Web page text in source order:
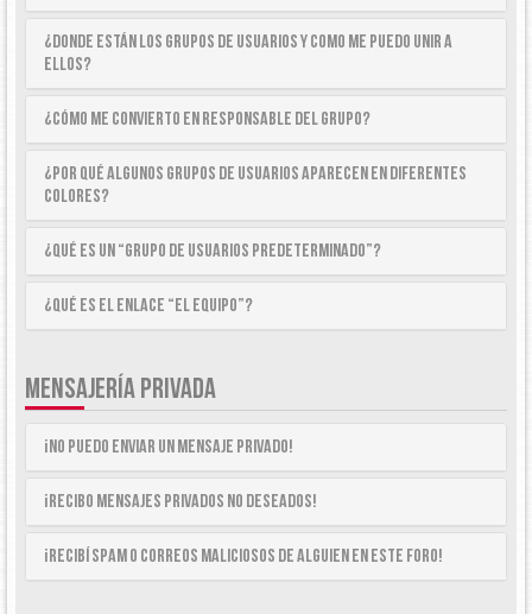
¿Donde están los Grupos de Usuarios y como me puedo unir a
ellos?
¿Cómo me convierto en Responsable del Grupo?
¿Por qué algunos Grupos de Usuarios aparecen en diferentes
colores?
¿Qué es un “Grupo de Usuarios predeterminado”?
¿Qué es el enlace “El equipo”?
MENSAJERÍA PRIVADA
¡No puedo enviar un mensaje privado!
¡Recibo mensajes privados no deseados!
¡Recibí spam o correos maliciosos de alguien en este foro!